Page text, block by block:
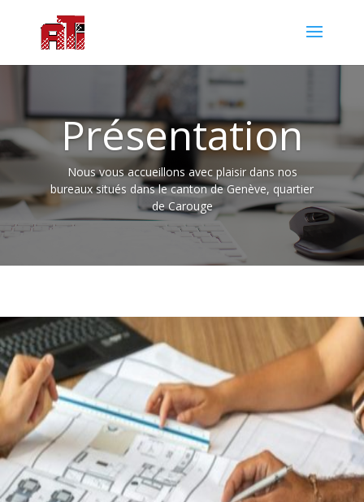
Présentation
Nous vous accueillons avec plaisir dans nos
bureaux situés dans le canton de Genève, quartier
de Carouge